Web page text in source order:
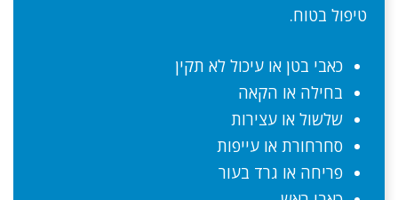
טיפול בטוח.
כאבי בטן או עיכול לא תקין
בחילה או הקאה
שלשול או עצירות
סחרחורת או עייפות
פריחה או גרד בעור